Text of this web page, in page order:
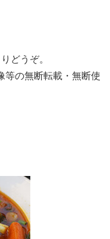
どうぞ。
の無断転載・無断使